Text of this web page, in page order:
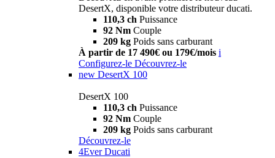
DesertX, disponible votre distributeur ducati.
110,3 ch Puissance
92 Nm Couple
209 kg Poids sans carburant
À partir de 17 490€ ou 179€/mois i
Configurez-le Découvrez-le
new DesertX 100
DesertX 100
110,3 ch Puissance
92 Nm Couple
209 kg Poids sans carburant
Découvrez-le
4Ever Ducati